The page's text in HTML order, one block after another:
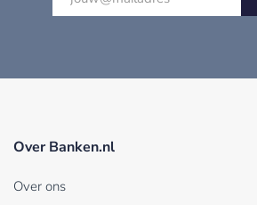
Over Banken.nl
Over ons